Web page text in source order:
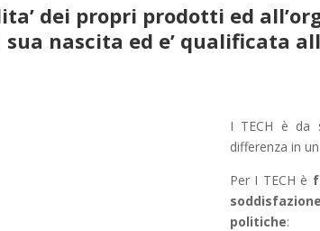
dei propri prodotti ed
nascita ed e’ qualificata
I TECH è da
differenza in
Per I TECH è
politiche: